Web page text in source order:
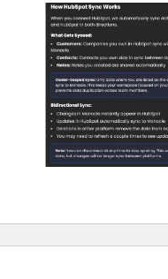
y ofrecen más valor con
valor con menos esfuerzo